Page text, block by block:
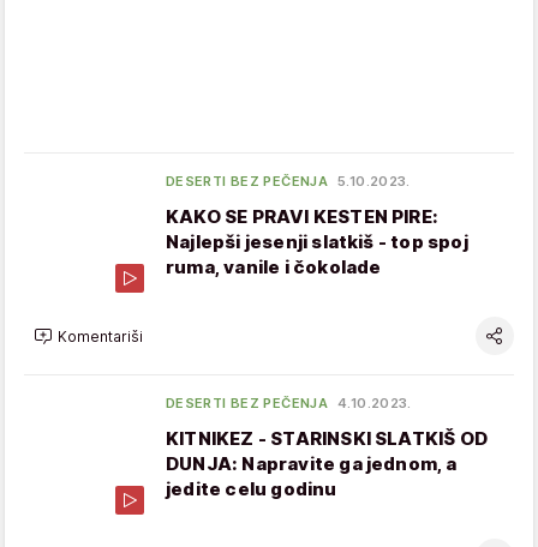
DESERTI BEZ PEČENJA 5.10.2023.
KAKO SE PRAVI KESTEN PIRE:
Najlepši jesenji slatkiš - top spoj
ruma, vanile i čokolade
Komentariši
DESERTI BEZ PEČENJA 4.10.2023.
KITNIKEZ - STARINSKI SLATKIŠ OD
DUNJA: Napravite ga jednom, a
jedite celu godinu